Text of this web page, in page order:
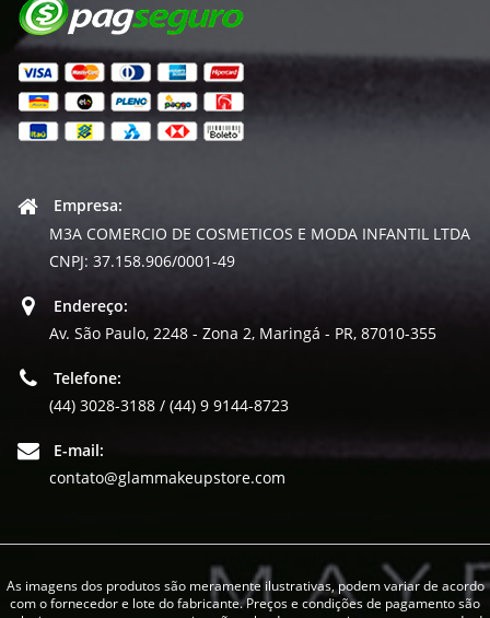
Empresa:
M3A COMERCIO DE COSMETICOS E MODA INFANTIL LTDA
CNPJ: 37.158.906/0001-49
Endereço:
Av. São Paulo, 2248 - Zona 2, Maringá - PR, 87010-355
Telefone:
(44) 3028-3188 / (44) 9 9144-8723
E-mail:
contato@glammakeupstore.com
As imagens dos produtos são meramente ilustrativas, podem variar de acordo
com o fornecedor e lote do fabricante. Preços e condições de pagamento são